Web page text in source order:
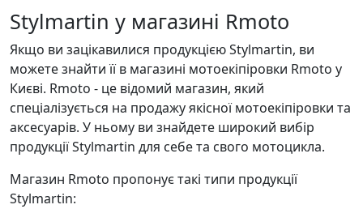
Stylmartin у магазині Rmoto
Якщо ви зацікавилися продукцією Stylmartin, ви
можете знайти її в магазині мотоекіпіровки Rmoto у
Києві. Rmoto - це відомий магазин, який
спеціалізується на продажу якісної мотоекіпіровки та
аксесуарів. У ньому ви знайдете широкий вибір
продукції Stylmartin для себе та свого мотоцикла.
Магазин Rmoto пропонує такі типи продукції
Stylmartin: